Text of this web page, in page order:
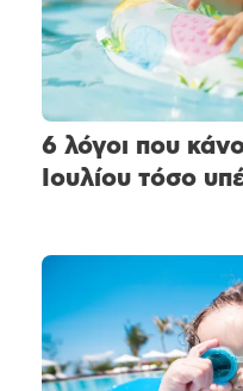
6 λόγοι που
Ιουλίου τόσο